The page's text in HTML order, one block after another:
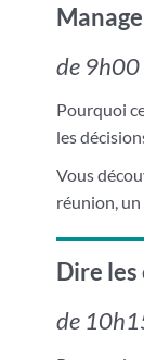
de 9h00
Pourquoi
les
Vous
réunion, un
Dire les
de